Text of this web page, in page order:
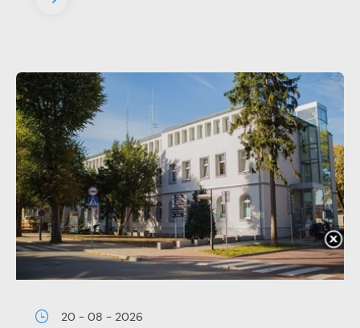
20 - 08 - 2026